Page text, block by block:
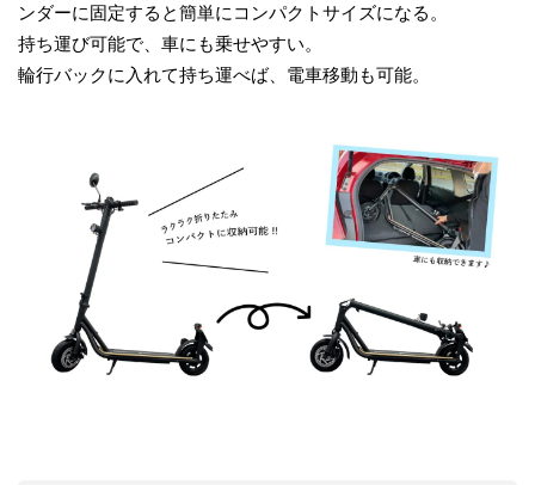
ンダーに固定すると簡単にコンパクトサイズになる。
持ち運び可能で、車にも乗せやすい。
輪行バックに入れて持ち運べば、電車移動も可能。